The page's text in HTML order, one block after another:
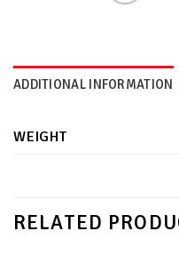
ADDITIONAL INFORMATION
WEIGHT
RELATED